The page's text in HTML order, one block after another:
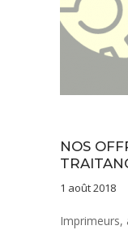
NOS
1 août 2018
Imprimeurs,